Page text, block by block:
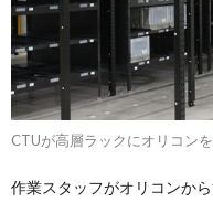
CTUが高層ラックにオリコン
作業スタッフがオリコンか